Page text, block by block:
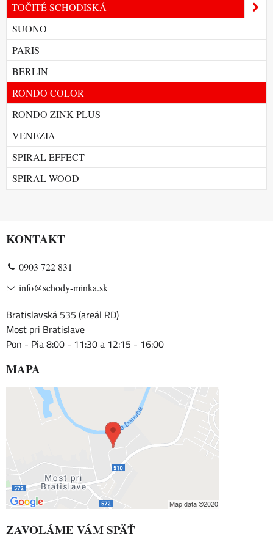
TOČITÉ SCHODISKÁ
SUONO
PARIS
BERLIN
RONDO COLOR
RONDO ZINK PLUS
VENEZIA
SPIRAL EFFECT
SPIRAL WOOD
KONTAKT
0903 722 831
info@schody-minka.sk
Bratislavská 535 (areál RD)
Most pri Bratislave
Pon - Pia 8:00 - 11:30 a 12:15 - 16:00
MAPA
ZAVOLÁME VÁM SPÄŤ